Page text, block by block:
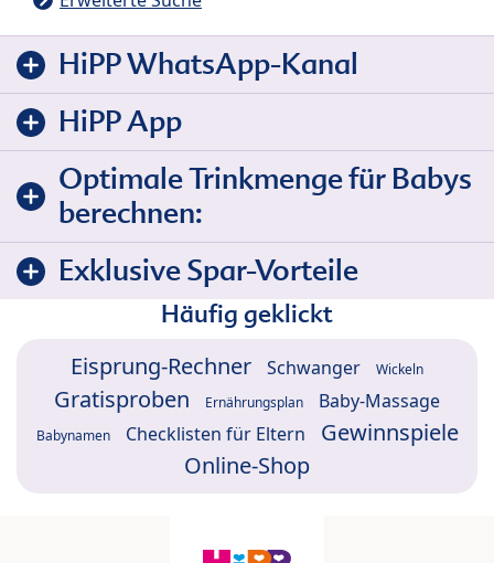
HiPP WhatsApp-Kanal
HiPP App
Optimale Trinkmenge für Babys
berechnen:
Exklusive Spar-Vorteile
Häufig geklickt
Eisprung-Rechner Schwanger Wickeln
Gratisproben Ernährungsplan Baby-Massage
Babynamen Checklisten für Eltern
Gewinnspiele
Online-Shop